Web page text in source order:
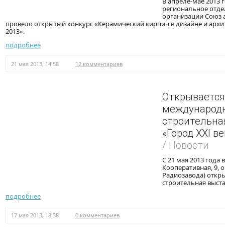
региональное
организации Союз
провело открытый конкурс «Керамический кирпич в дизайне и
2013».
подробнее
21 мая 2013, 14:58 12 комментариев
Открывается
«Город XXI
/ Новости
С 21 мая 2013 года
Кооперативная, 9,
Радиозавода)
строительная
подробнее
17 мая 2013, 18:38 0 комментариев